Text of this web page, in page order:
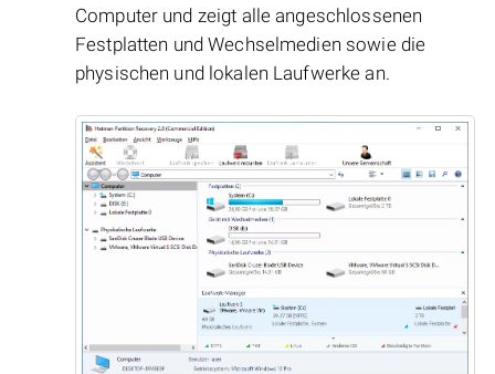
Computer und zeigt alle angeschlossenen
Festplatten und Wechselmedien sowie die
physischen und lokalen Laufwerke an.